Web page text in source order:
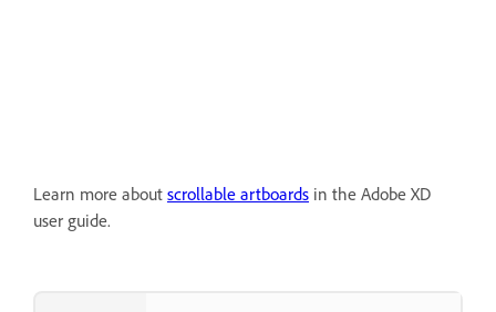
Learn more about scrollable artboards in the Adobe XD
user guide.